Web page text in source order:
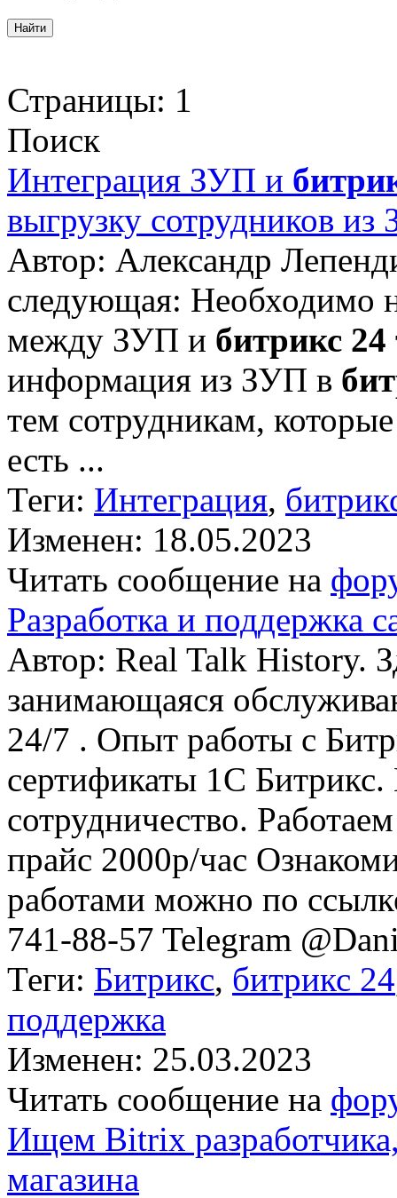
Страницы: 1
Поиск
Интеграция ЗУП и
выгрузку сотрудников
Автор: Александр
следующая: Необходимо
между ЗУП и битрикс 24
информация из ЗУП в
тем сотрудникам,
есть ...
Теги: Интеграция,
Изменен: 18.05.2023
Читать сообщение на
Разработка и поддержка
Автор: Real Talk History.
занимающаяся
24/7 . Опыт работы с
сертификаты 1С
сотрудничество.
прайс 2000р/час
работами можно по
741-88-57 Telegram
Теги: Битрикс, битрикс 24
поддержка
Изменен: 25.03.2023
Читать сообщение на
Ищем Bitrix
магазина